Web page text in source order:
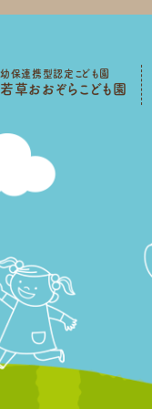
幼保連携型認定こども園
若草おおぞらこども園